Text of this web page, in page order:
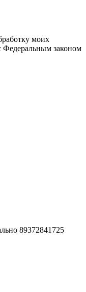
моих
Федеральным законом
89372841725